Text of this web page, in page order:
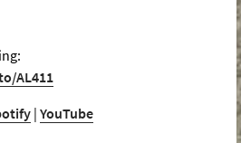
AL411
| YouTube